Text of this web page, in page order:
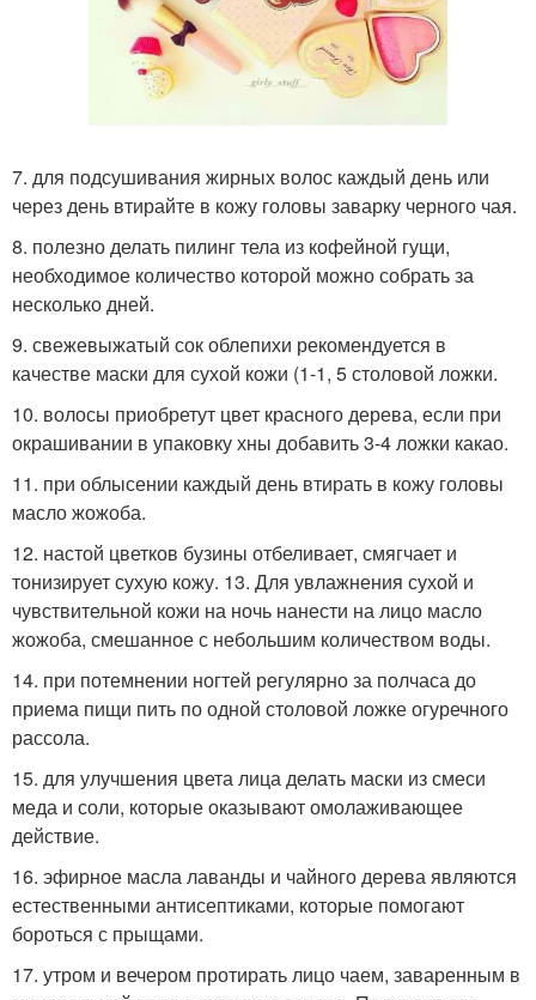
7. для подсушивания жирных волос каждый день или
через день втирайте в кожу головы заварку черного чая.
8. полезно делать пилинг тела из кофейной гущи,
необходимое количество которой можно собрать за
несколько дней.
9. свежевыжатый сок облепихи рекомендуется в
качестве маски для сухой кожи (1-1, 5 столовой ложки.
10. волосы приобретут цвет красного дерева, если при
окрашивании в упаковку хны добавить 3-4 ложки какао.
11. при облысении каждый день втирать в кожу головы
масло жожоба.
12. настой цветков бузины отбеливает, смягчает и
тонизирует сухую кожу. 13. Для увлажнения сухой и
чувствительной кожи на ночь нанести на лицо масло
жожоба, смешанное с небольшим количеством воды.
14. при потемнении ногтей регулярно за полчаса до
приема пищи пить по одной столовой ложке огуречного
рассола.
15. для улучшения цвета лица делать маски из смеси
меда и соли, которые оказывают омолаживающее
действие.
16. эфирное масла лаванды и чайного дерева являются
естественными антисептиками, которые помогают
бороться с прыщами.
17. утром и вечером протирать лицо чаем, заваренным в